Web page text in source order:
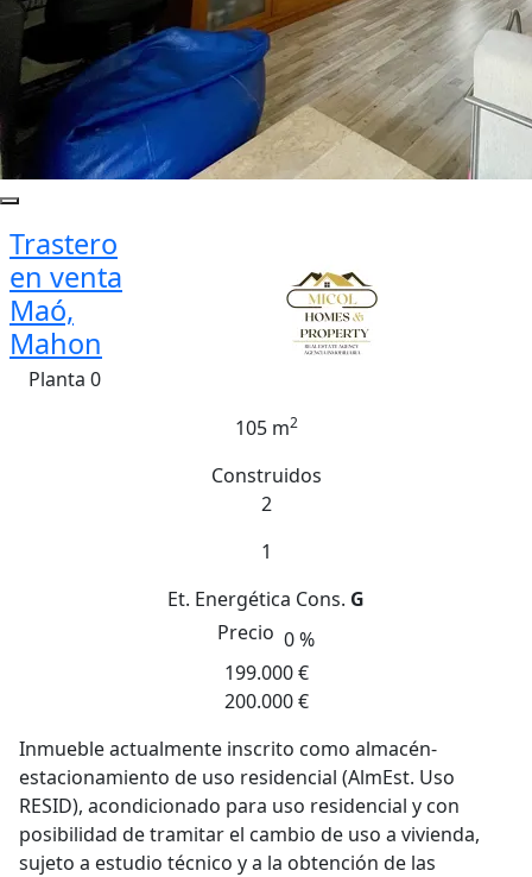
Trastero
en venta
Maó,
Mahon
Planta 0
105 m2
Construidos
2
1
Et. Energética Cons. G
Precio 0 %
199.000 €
200.000 €
Inmueble actualmente inscrito como almacén-
estacionamiento de uso residencial (AlmEst. Uso
RESID), acondicionado para uso residencial y con
posibilidad de tramitar el cambio de uso a vivienda,
sujeto a estudio técnico y a la obtención de las